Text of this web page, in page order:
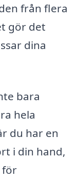
från flera
gör det
dina
bara
hela
du har en
i din hand,
för